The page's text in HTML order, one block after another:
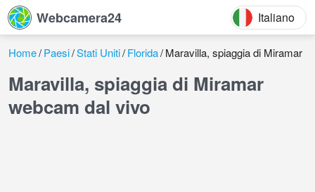
Webcamera24 Italiano
Home Paesi Stati Uniti Florida Maravilla, spiaggia di Miramar
Maravilla, spiaggia di Miramar
webcam dal vivo